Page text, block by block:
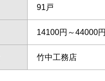
91戸
14100円～44000円
竹中工務店